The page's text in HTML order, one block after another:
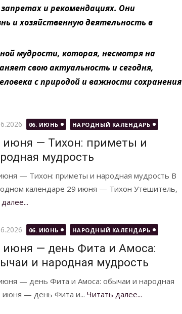
и рекомендациях. Они
и хозяйственную деятельность в
мудрости, которая, несмотря на
свою актуальность и сегодня,
с природой и важности сохранения
06. ИЮНЬ НАРОДНЫЙ КАЛЕНДАРЬ
июня — Тихон: приметы и
мудрость
— Тихон: приметы и народная мудрость В
календаре 29 июня — Тихон Утешитель,
06. ИЮНЬ НАРОДНЫЙ КАЛЕНДАРЬ
июня — день Фита и Амоса:
и народная мудрость
— день Фита и Амоса: обычаи и народная
июня — день Фита и... Читать далее...